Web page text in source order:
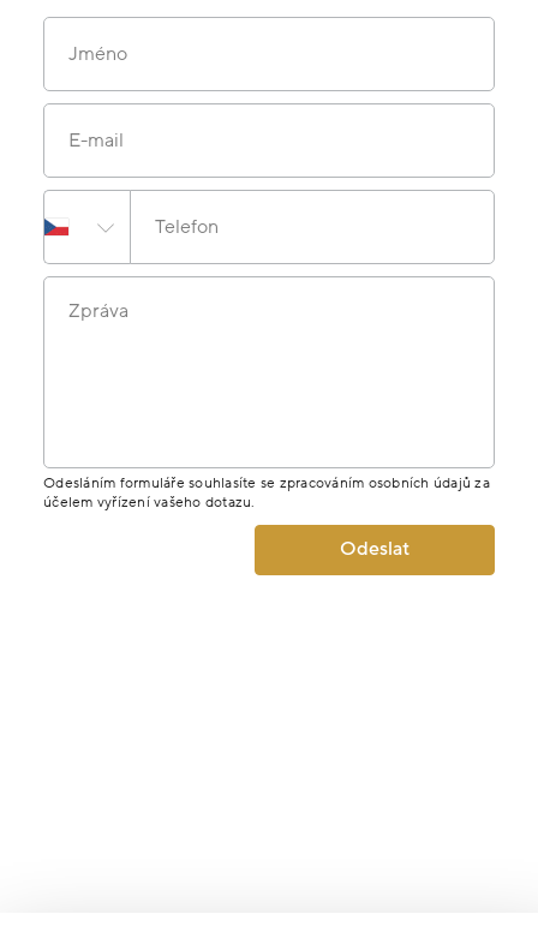
Jméno
E-mail
Telefon
Zpráva
Odesláním formuláře souhlasíte se zpracováním osobních údajů za
účelem vyřízení vašeho dotazu.
Odeslat